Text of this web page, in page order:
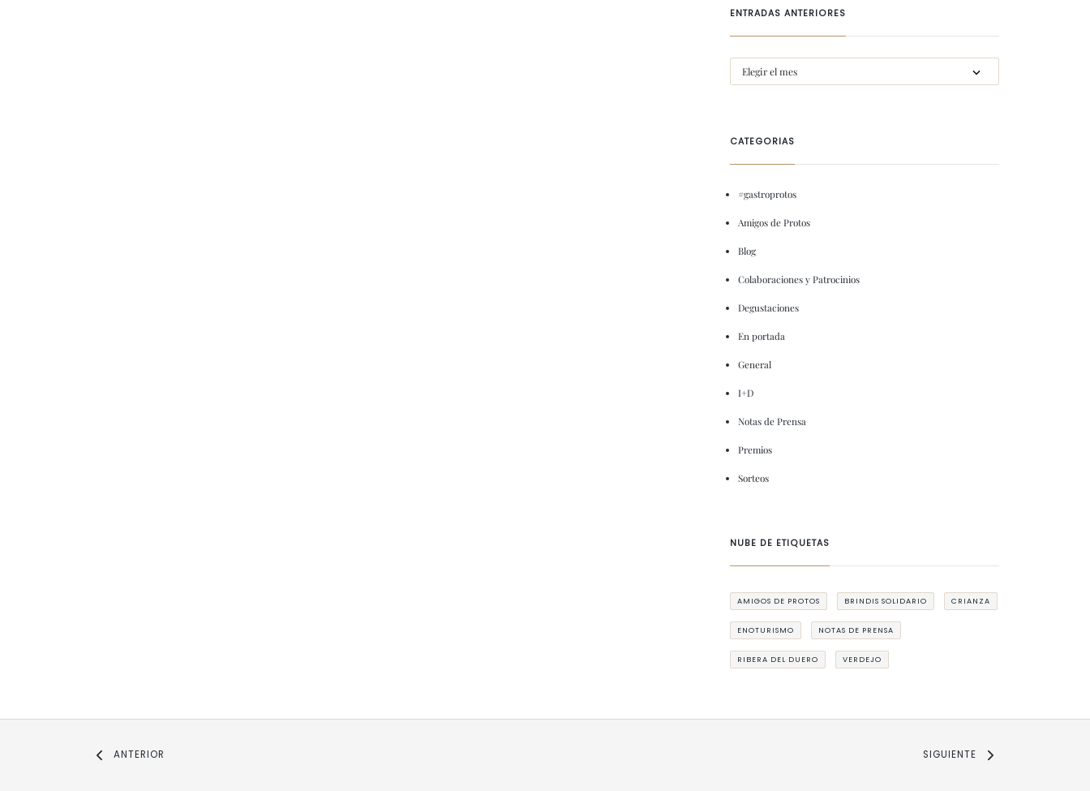
ENTRADAS ANTERIORES
CATEGORIAS
#gastroprotos
Amigos de Protos
Blog
Colaboraciones y Patrocinios
Degustaciones
En portada
General
I+D
Notas de Prensa
Premios
Sorteos
NUBE DE ETIQUETAS
AMIGOS DE PROTOS BRINDIS SOLIDARIO CRIANZA
ENOTURISMO NOTAS DE PRENSA
RIBERA DEL DUERO VERDEJO
ANTERIOR SIGUIENTE